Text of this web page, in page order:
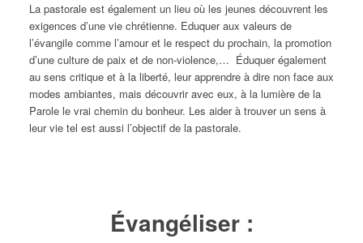
La pastorale est également un lieu où les jeunes découvrent les
exigences d’une vie chrétienne. Eduquer aux valeurs de
l’évangile comme l’amour et le respect du prochain, la promotion
d’une culture de paix et de non-violence,… Éduquer également
au sens critique et à la liberté, leur apprendre à dire non face aux
modes ambiantes, mais découvrir avec eux, à la lumière de la
Parole le vrai chemin du bonheur. Les aider à trouver un sens à
leur vie tel est aussi l’objectif de la pastorale.
Évangéliser :